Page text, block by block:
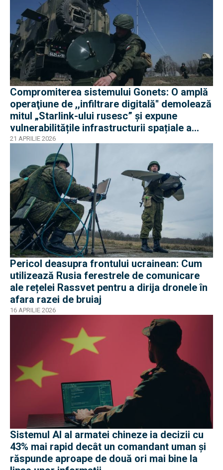
Compromiterea sistemului Gonets: O amplă
operaţiune de ,,infiltrare digitală'' demolează
mitul „Starlink-ului rusesc” și expune
vulnerabilitățile infrastructurii spațiale a
Rusie
21 APRILIE 2026
Pericol deasupra frontului ucrainean: Cum
utilizează Rusia ferestrele de comunicare
ale rețelei Rassvet pentru a dirija dronele în
afara razei de bruiaj
16 APRILIE 2026
Sistemul AI al armatei chineze ia decizii cu
43% mai rapid decât un comandant uman și
răspunde aproape de două ori mai bine la